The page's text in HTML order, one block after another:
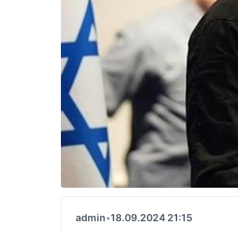
admin•18.09.2024 21:15